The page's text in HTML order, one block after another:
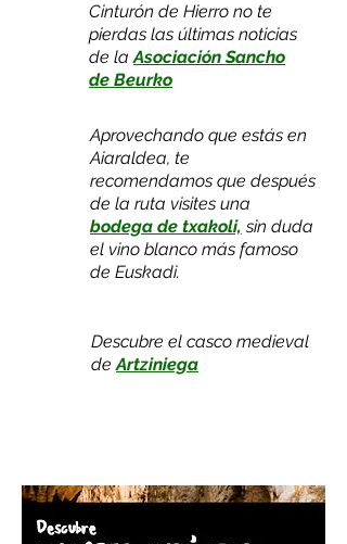
Cinturón de Hierro no te
pierdas las últimas noticias
de laAsociación Sancho
de Beurko
Aprovechando que estás en
Aiaraldea, te
recomendamos que después
de la ruta visites una
bodega de txakoli, sin duda
el vino blanco más famoso
de Euskadi.
Descubre el casco medieval
deArtziniega